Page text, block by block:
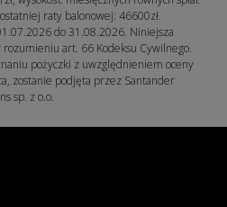
raty balonowej: 46600zł.
do 31.08.2026. Niniejsza
art. 66 Kodeksu Cywilnego.
pożyczki z uwzględnieniem oceny
zostanie podjęta przez Santander
sp. z o.o.